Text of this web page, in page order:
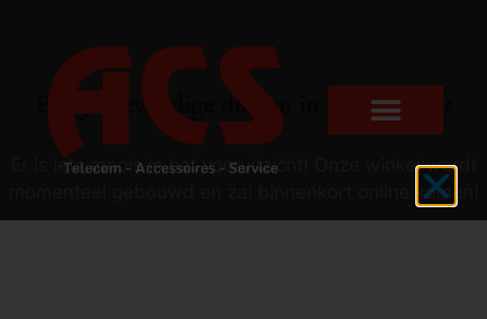
Er zijn geweldige dingen in het verschiet
Er is iets moois in het vooruitzicht! Onze winkel wordt
momenteel gebouwd en zal binnenkort online komen!